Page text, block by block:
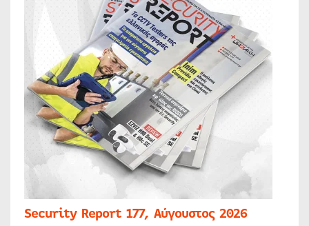
Security Report 177, Αύγουστος 2026